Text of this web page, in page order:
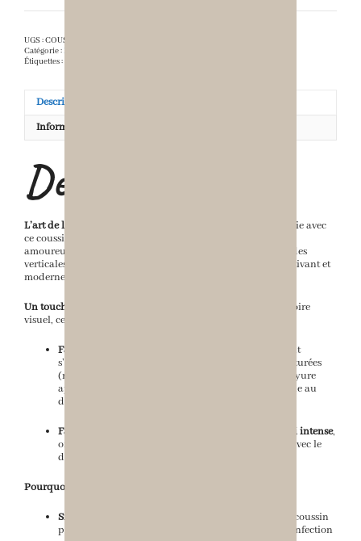
UGS :COUSSIN-RAYURES-MULTICOLORE
Catégorie :Les Coussins D'Inès
Étiquettes :
Description
Informations complémentaires
Description
L’art de la géométrie colorée
Redynamisez votre espace de vie avec
ce coussin au style résolument graphique. Conçu pour les
amoureux de la couleur, ce modèle mise sur un jeu de bandes
verticales aux largeurs variées, créant un rythme visuel captivant et
moderne.
Un toucher relief irrésistible
Bien plus qu’un simple accessoire
visuel, ce coussin offre une véritable expérience tactile :
Face avant :
Un tissage blanc pur sur lequel viennent
s’apposer des
aux couleurs saturées
(rose, rouge, orange, crème, vert et bleu). Chaque rayure
apporte un relief moelleux et une profondeur unique au
design.
Face arrière : bleu roi intense,
offrant une finition sobre et élégante qui contraste avec le
dynamisme de la face avant.
Pourquoi l’adopter ?
Signature de Créateur :
Fidèle à notre collection, ce coussin
porte l’étiquette rouge distinctive, symbole d’une confection